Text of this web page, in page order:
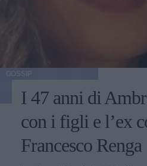
I 47 anni di
con i figli e l’ex
Francesco Renga